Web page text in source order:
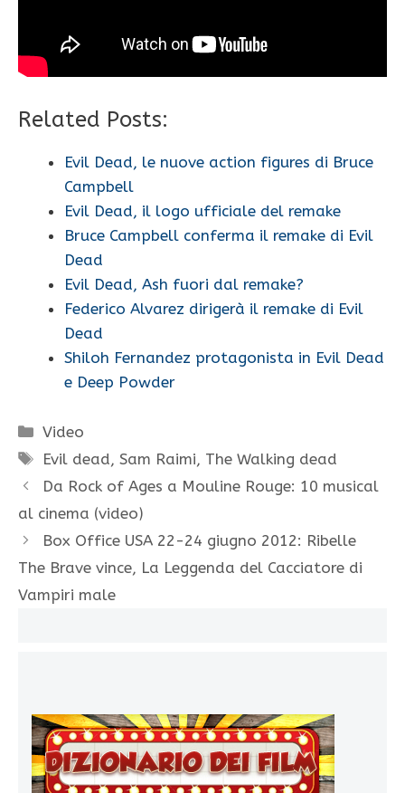
Related Posts:
Evil Dead, le nuove action figures di Bruce
Campbell
Evil Dead, il logo ufficiale del remake
Bruce Campbell conferma il remake di Evil
Dead
Evil Dead, Ash fuori dal remake?
Federico Alvarez dirigerà il remake di Evil
Dead
Shiloh Fernandez protagonista in Evil Dead
e Deep Powder
Categorie
Video
Tag
Evil dead,Sam Raimi, The Walking dead
Da Rock of Ages a Mouline Rouge: 10 musical
al cinema (video)
Box Office USA 22-24 giugno 2012: Ribelle
The Brave vince, La Leggenda del Cacciatore di
Vampiri male